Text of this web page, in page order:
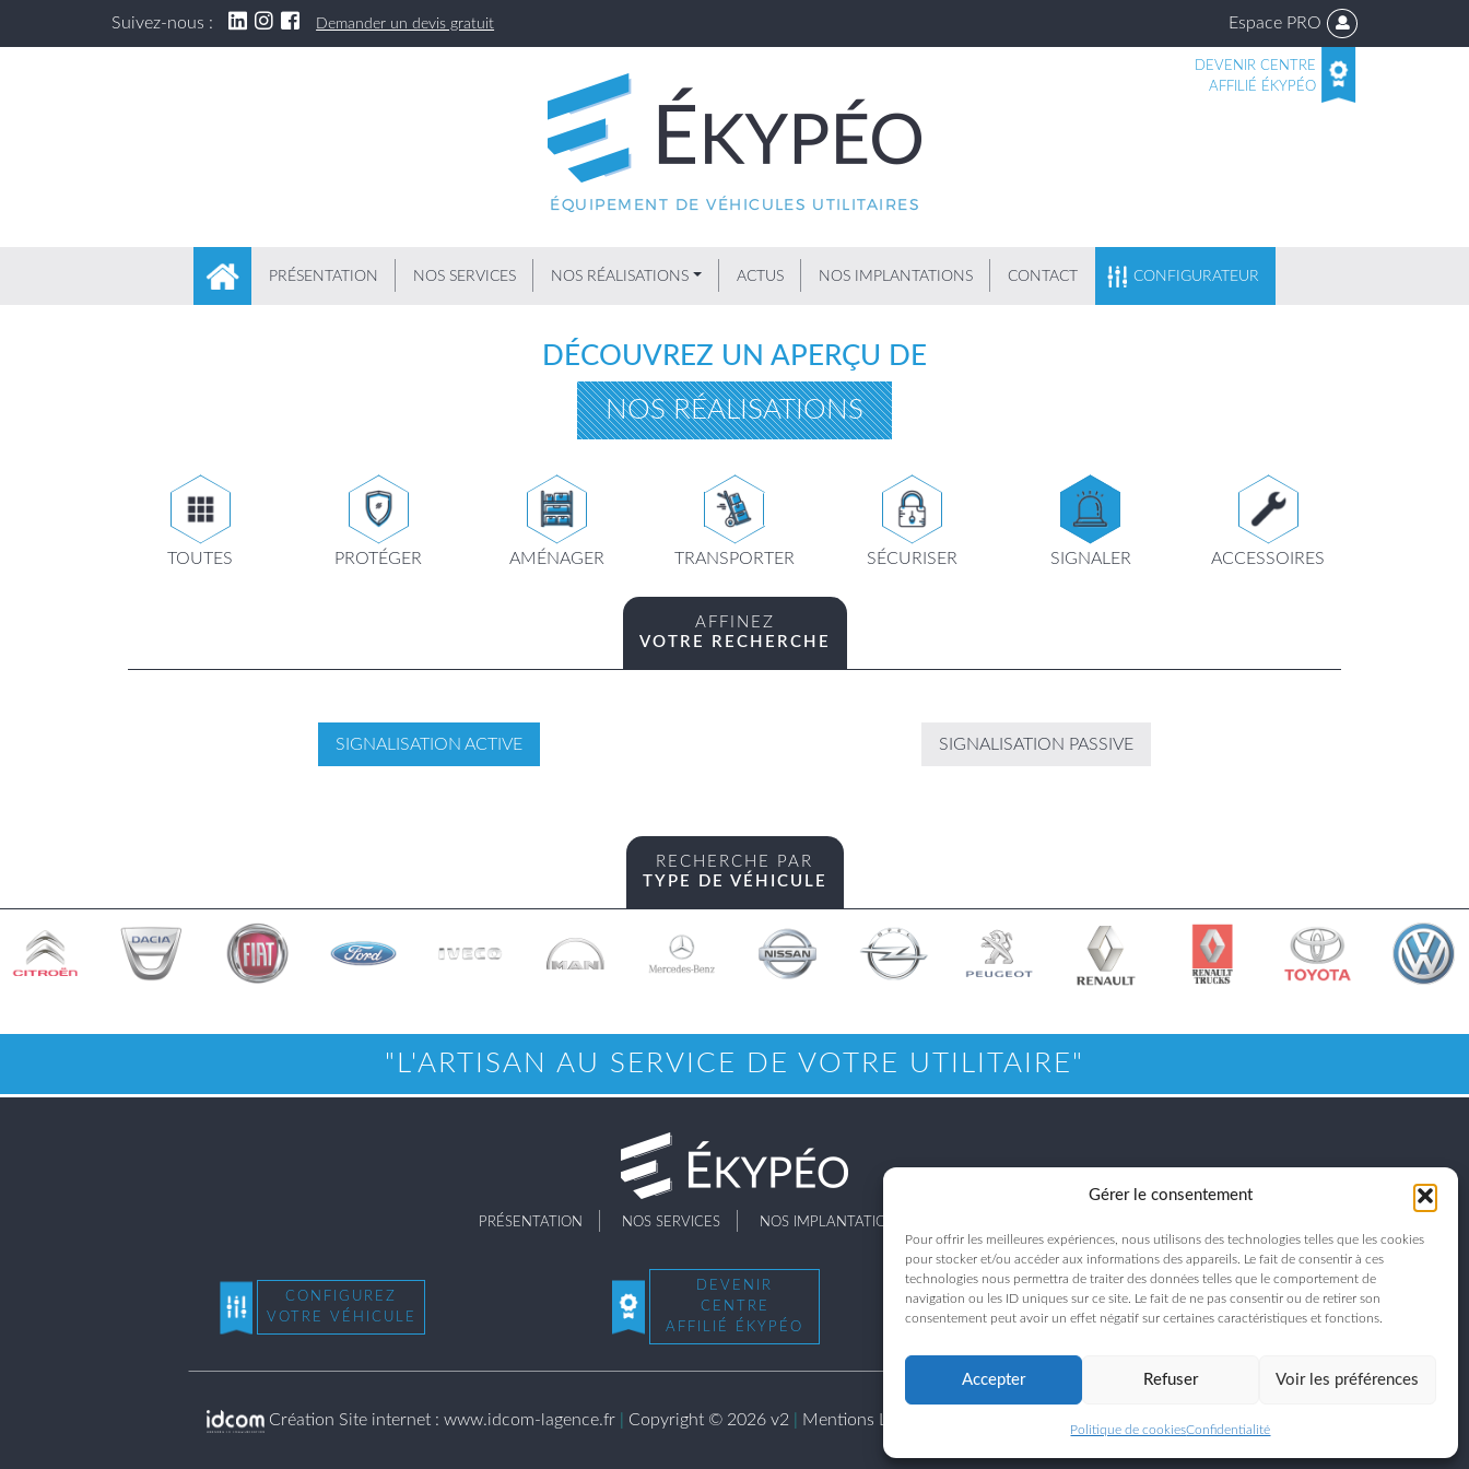
Gérer le consentement
Pour offrir les meilleures expériences, nous utilisons des technologies telles que les cookies
pour stocker et/ou accéder aux informations des appareils. Le fait de consentir à ces
technologies nous permettra de traiter des données telles que le comportement de
navigation ou les ID uniques sur ce site. Le fait de ne pas consentir ou de retirer son
consentement peut avoir un effet négatif sur certaines caractéristiques et fonctions.
Accepter Refuser Voir les préférences
Politique de cookiesConfidentialité
Suivez-nous : Demander un devis gratuit Espace PRO
DEVENIR CENTRE
AFFILIÉ ÉKYPÉO
PRÉSENTATION NOS SERVICES NOS RÉALISATIONS ACTUS NOS IMPLANTATIONS CONTACT CONFIGURATEUR
DÉCOUVREZ UN APERÇU DE
NOS RÉALISATIONS
TOUTES PROTÉGER AMÉNAGER TRANSPORTER SÉCURISER SIGNALER ACCESSOIRES
AFFINEZ
VOTRE RECHERCHE
SIGNALISATION ACTIVE SIGNALISATION PASSIVE
RECHERCHE PAR
TYPE DE VÉHICULE
"L'ARTISAN AU SERVICE DE VOTRE UTILITAIRE"
PRÉSENTATION NOS SERVICES NOS IMPLANTATIONS
CONFIGUREZ
VOTRE VÉHICULE
DEVENIR
CENTRE
AFFILIÉ ÉKYPÉO
ENVOYEZ VOTRE
CANDIDATURE
Création Site internet : www.idcom-lagence.fr Copyright © 2026 v2 Mentions Légales Gérer les cookies Accès